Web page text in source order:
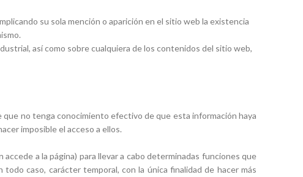
su sola mención o aparición en el sitio web la existencia
así como sobre cualquiera de los contenidos del sitio web,
que no tenga conocimiento efectivo de que esta información haya
imposible el acceso a ellos.
a la página) para llevar a cabo determinadas funciones que
caso, carácter temporal, con la única finalidad de hacer más